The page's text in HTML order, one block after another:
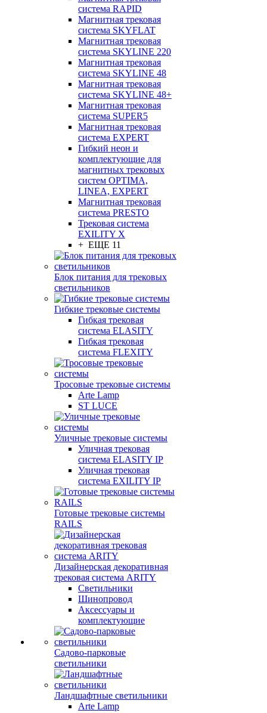
система RAPID
Магнитная трековая
система SKYFLAT
Магнитная трековая
система SKYLINE 220
Магнитная трековая
система SKYLINE 48
Магнитная трековая
система SKYLINE 48+
Магнитная трековая
система SUPER5
Магнитная трековая
система EXPERT
Гибкий неон и
комплектующие для
магнитных трековых
систем OPTIMA,
LINEA, EXPERT
Магнитная трековая
система PRESTO
Трековая система
EXILITY X
+ ЕЩЕ 11
Блок питания для трековых
светильников
Гибкие трековые системы
Гибкая трековая
система ELASITY
Гибкая трековая
система FLEXITY
Тросовые трековые системы
Arte Lamp
ST LUCE
Уличные трековые системы
Уличная трековая
система ELASITY IP
Уличная трековая
система EXILITY IP
Готовые трековые системы
RAILS
Дизайнерская декоративная
трековая система ARITY
Светильники
Шинопровод
Аксессуары и
комплектующие
Садово-парковые
светильники
Ландшафтные светильники
Arte Lamp